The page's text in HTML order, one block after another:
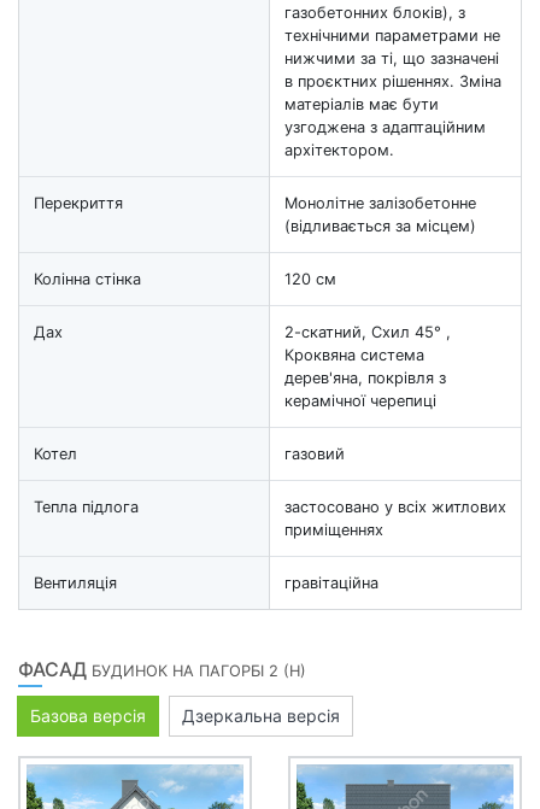
газобетонних блоків), з
технічними параметрами не
нижчими за ті, що зазначені
в проєктних рішеннях. Зміна
матеріалів має бути
узгоджена з адаптаційним
архітектором.
Перекриття
Монолітне залізобетонне
(відливається за місцем)
Колінна стінка 120 см
Дах
2-скатний, Схил 45° ,
Кроквяна система
дерев'яна, покрівля з
керамічної черепиці
Котел газовий
Тепла підлога
застосовано у всіх житлових
приміщеннях
Вентиляція гравітаційна
ФАСАД БУДИНОК НА ПАГОРБІ 2 (Н)
Базова версія Дзеркальна версія